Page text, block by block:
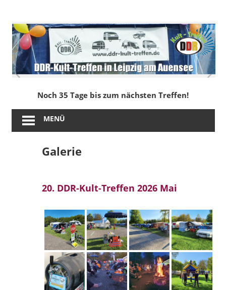
springen
DDR-
Kult-
Treffen
in
Leipzig
am
Noch 35 Tage bis zum nächsten Treffen!
MENÜ
Galerie
20. DDR-Kult-Treffen 2026 Mai